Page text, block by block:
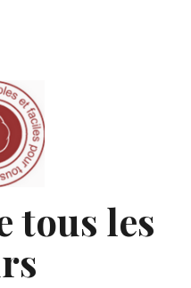
tous les